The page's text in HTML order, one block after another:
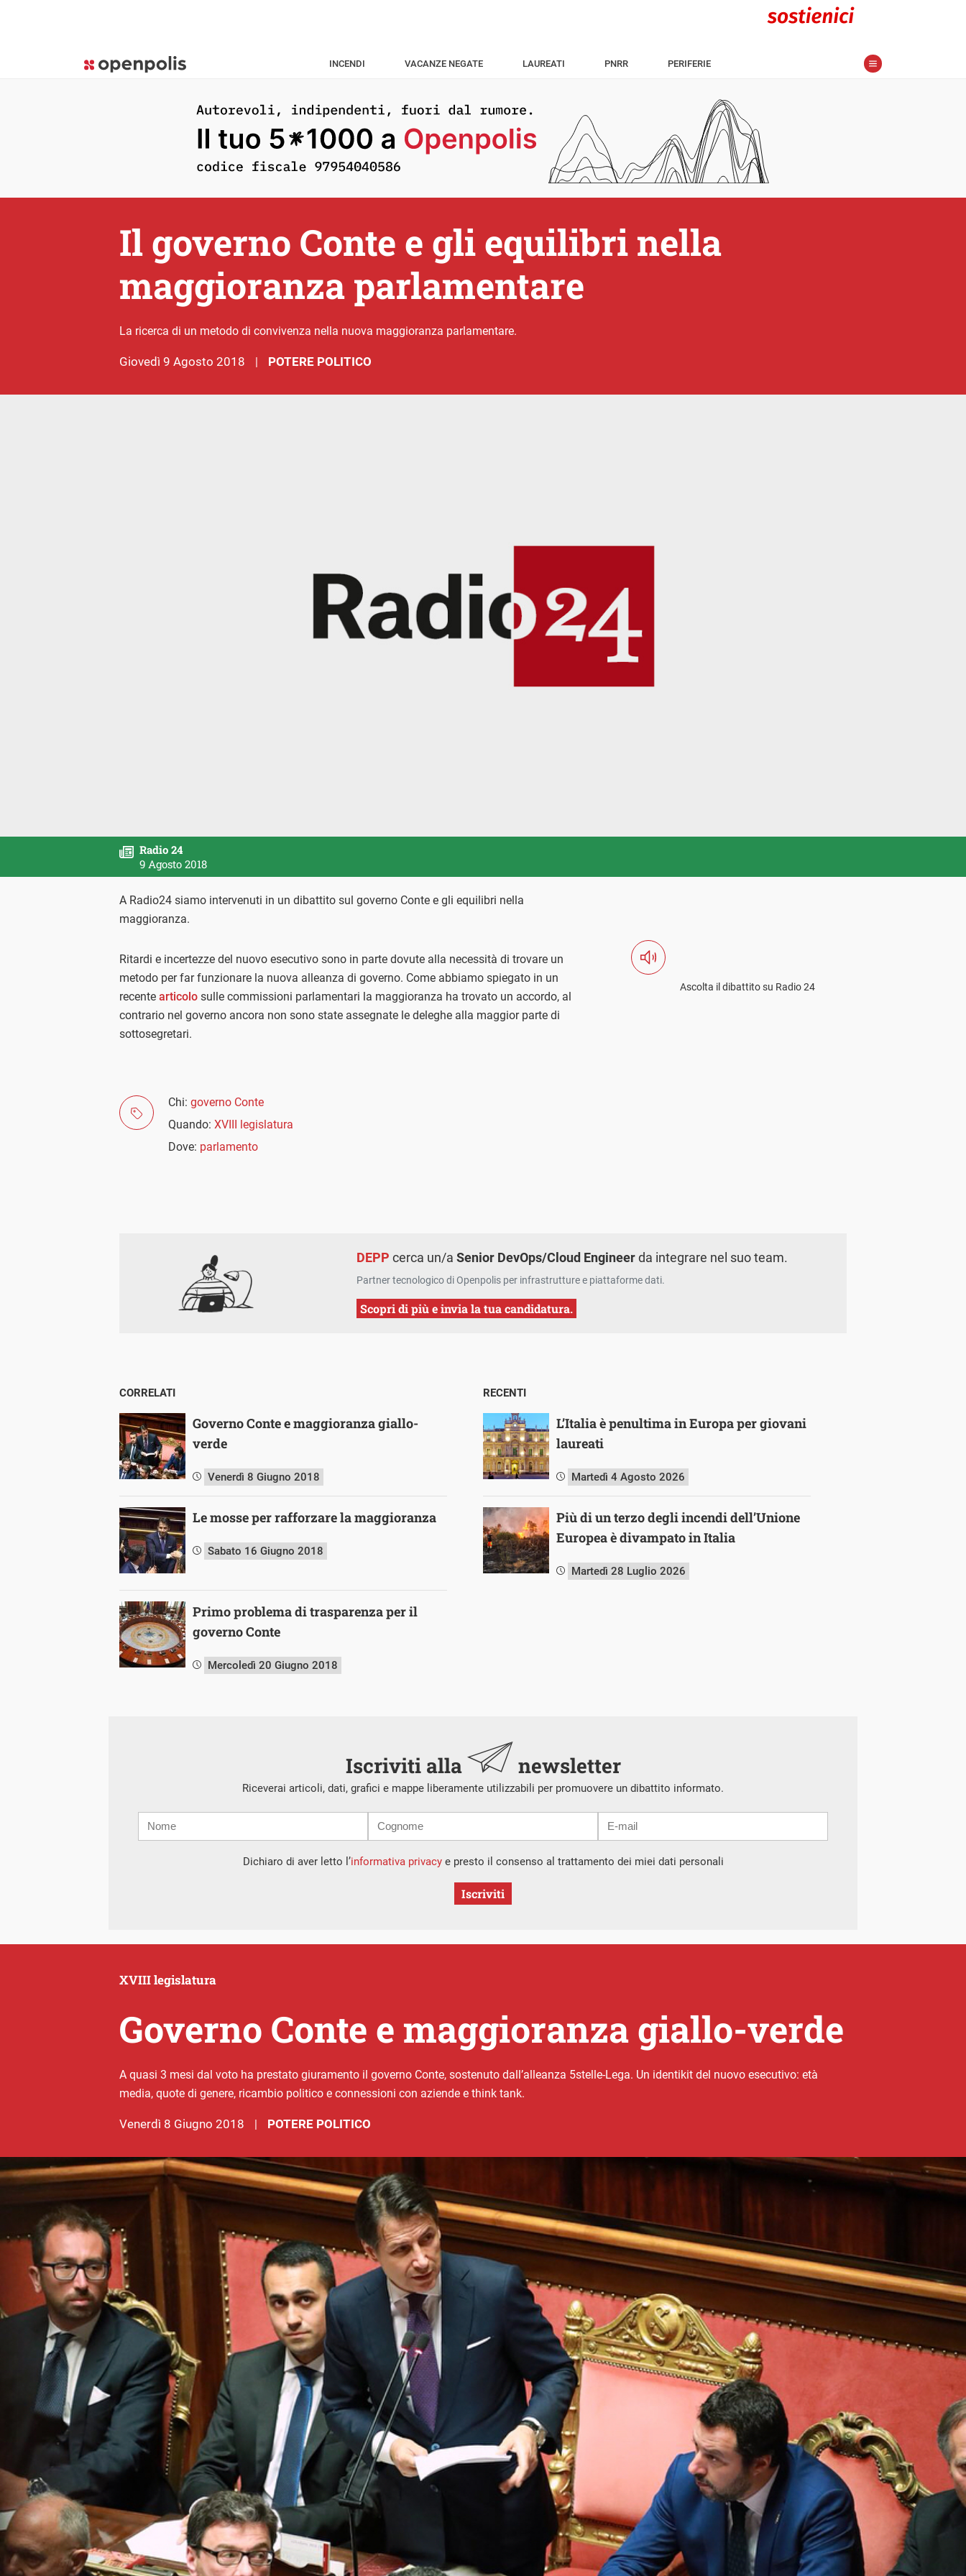
INCENDI VACANZE NEGATE LAUREATI PNRR PERIFERIE
Il governo Conte e gli equilibri nella
maggioranza parlamentare
La ricerca di un metodo di convivenza nella nuova maggioranza parlamentare.
giovedì 9 Agosto 2018 | POTERE POLITICO
Radio 24
9 Agosto 2018
A Radio24 siamo intervenuti in un dibattito sul governo Conte e gli equilibri nella
maggioranza.
Ascolta il dibattito su Radio 24
Ritardi e incertezze del nuovo esecutivo sono in parte dovute alla necessità di trovare un
metodo per far funzionare la nuova alleanza di governo. Come abbiamo spiegato in un
recente articolo sulle commissioni parlamentari la maggioranza ha trovato un accordo, al
contrario nel governo ancora non sono state assegnate le deleghe alla maggior parte di
sottosegretari.
Chi: governo Conte
Quando: XVIII legislatura
Dove: parlamento
DEPP cerca un/aSenior DevOps/Cloud Engineerda integrare nel suo team.
Partner tecnologico di Openpolis per infrastrutture e piattaforme dati.
Scopri di più e invia la tua candidatura.
CORRELATI
Governo Conte e maggioranza giallo-
verde
Venerdì 8 Giugno 2018
Le mosse per rafforzare la maggioranza
Sabato 16 Giugno 2018
Primo problema di trasparenza per il
governo Conte
Mercoledì 20 Giugno 2018
RECENTI
L’Italia è penultima in Europa per giovani
laureati
Martedì 4 Agosto 2026
Più di un terzo degli incendi dell’Unione
Europea è divampato in Italia
Martedì 28 Luglio 2026
Iscriviti alla newsletter
Riceverai articoli, dati, grafici e mappe liberamente utilizzabili per promuovere un dibattito informato.
mail
Dichiaro di aver letto l’informativa privacye presto il consenso al trattamento dei miei dati personali
Iscriviti
Governo Conte e maggioranza giallo-verde
XVIII legislatura
A quasi 3 mesi dal voto ha prestato giuramento il governo Conte, sostenuto dall’alleanza 5stelle-Lega. Un identikit del nuovo esecutivo: età
media, quote di genere, ricambio politico e connessioni con aziende e think tank.
venerdì 8 Giugno 2018 POTERE POLITICO